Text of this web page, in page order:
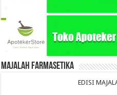
Majalah Farmasetika
EDISI